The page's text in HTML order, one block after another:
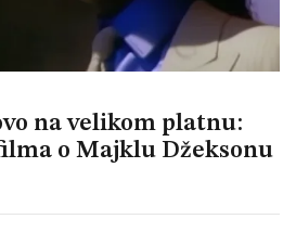
na velikom platnu:
o Majklu Džeksonu